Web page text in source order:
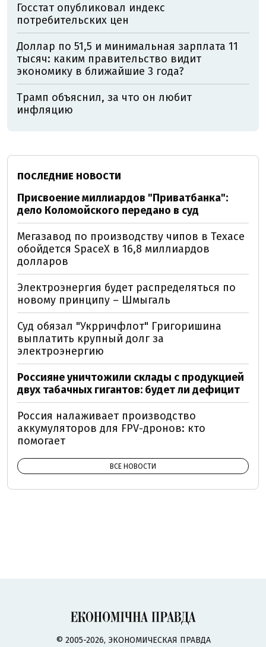
Госстат опубликовал индекс
потребительских цен
Доллар по 51,5 и минимальная зарплата 11
тысяч: каким правительство видит
экономику в ближайшие 3 года?
Трамп объяснил, за что он любит
инфляцию
ПОСЛЕДНИЕ НОВОСТИ
Присвоение миллиардов "Приватбанка":
дело Коломойского передано в суд
Мегазавод по производству чипов в Техасе
обойдется SpaceX в 16,8 миллиардов
долларов
Электроэнергия будет распределяться по
новому принципу – Шмыгаль
Суд обязал "Укрричфлот" Григоришина
выплатить крупный долг за
электроэнергию
Россияне уничтожили склады с продукцией
двух табачных гигантов: будет ли дефицит
Россия налаживает производство
аккумуляторов для FPV-дронов: кто
помогает
ВСЕ НОВОСТИ
© 2005-2026, ЭКОНОМИЧЕСКАЯ ПРАВДА